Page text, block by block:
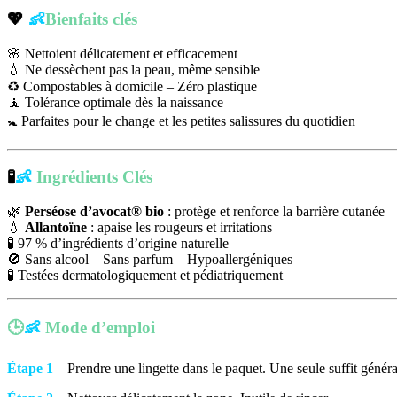
💖 👶Bienfaits clés
🌸 Nettoient délicatement et efficacement
💧 Ne dessèchent pas la peau, même sensible
♻️ Compostables à domicile – Zéro plastique
🧘 Tolérance optimale dès la naissance
🚼 Parfaites pour le change et les petites salissures du quotidien
🧪👶 Ingrédients Clés
🌿 Perséose d’avocat® bio : protège et renforce la barrière cutanée
💧 Allantoïne : apaise les rougeurs et irritations
🧪 97 % d’ingrédients d’origine naturelle
🚫 Sans alcool – Sans parfum – Hypoallergéniques
🧪 Testées dermatologiquement et pédiatriquement
🕒👶 Mode d’emploi
Étape 1 – Prendre une lingette dans le paquet. Une seule suffit